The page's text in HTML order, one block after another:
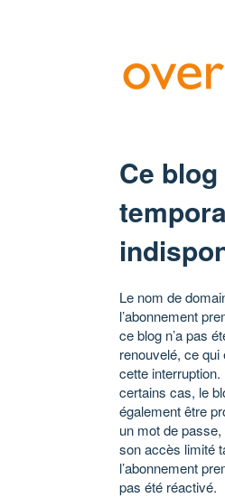
Ce
Le nom de
l’abonnement
ce blog n’a pas
renouvelé, ce qui
cette interruption.
certains cas, le
également être
un mot de
son accès limité
l’abonnement
pas été réactivé.